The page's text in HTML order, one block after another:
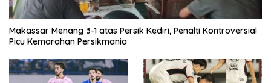
Makassar Menang 3-1 atas Persik Kediri, Penalti Kontroversial
Picu Kemarahan Persikmania